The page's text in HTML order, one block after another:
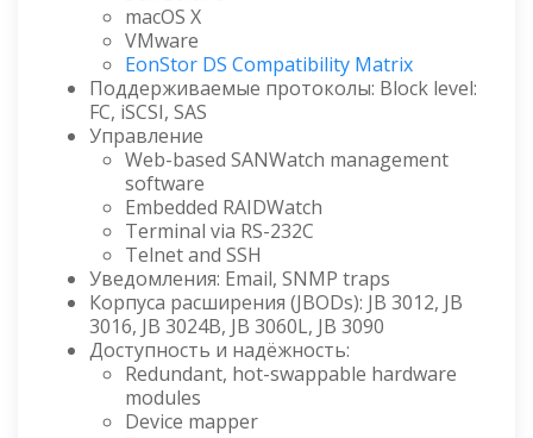
macOS X
VMware
EonStor DS Compatibility Matrix
Поддерживаемые протоколы: Block level:
FC, iSCSI, SAS
Управление
Web-based SANWatch management
software
Embedded RAIDWatch
Terminal via RS-232C
Telnet and SSH
Уведомления: Email, SNMP traps
Корпуса расширения (JBODs): JB 3012, JB
3016, JB 3024B, JB 3060L, JB 3090
Доступность и надёжность:
Redundant, hot-swappable hardware
modules
Device mapper